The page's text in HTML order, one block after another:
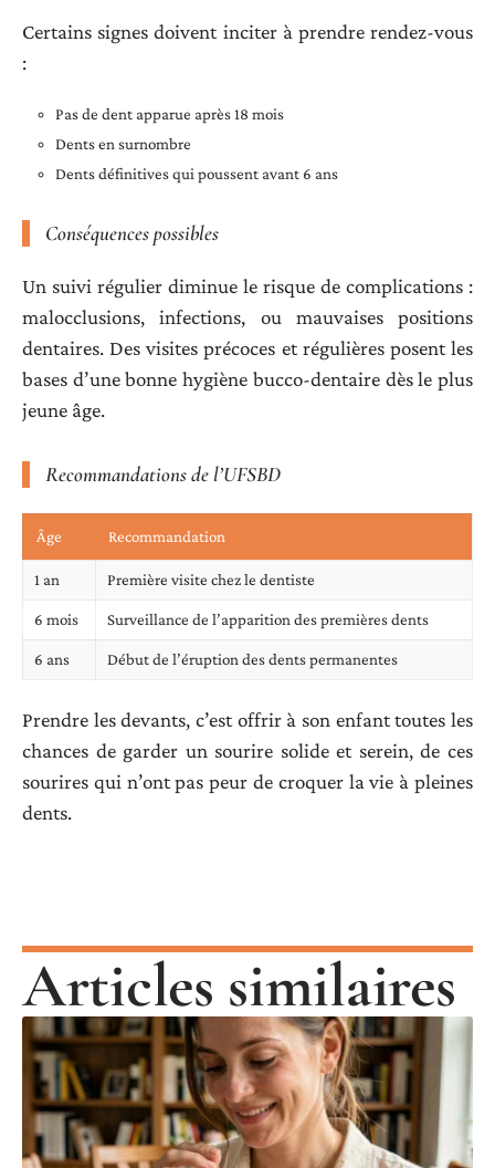
Certains signes doivent inciter à prendre rendez-vous
:
Pas de dent apparue après 18 mois
Dents en surnombre
Dents définitives qui poussent avant 6 ans
Conséquences possibles
Un suivi régulier diminue le risque de complications :
malocclusions, infections, ou mauvaises positions
dentaires. Des visites précoces et régulières posent les
bases d’une bonne hygiène bucco-dentaire dès le plus
jeune âge.
Recommandations de l’UFSBD
Âge Recommandation
1 an Première visite chez le dentiste
6 mois Surveillance de l’apparition des premières dents
6 ans Début de l’éruption des dents permanentes
Prendre les devants, c’est offrir à son enfant toutes les
chances de garder un sourire solide et serein, de ces
sourires qui n’ont pas peur de croquer la vie à pleines
dents.
Articles similaires